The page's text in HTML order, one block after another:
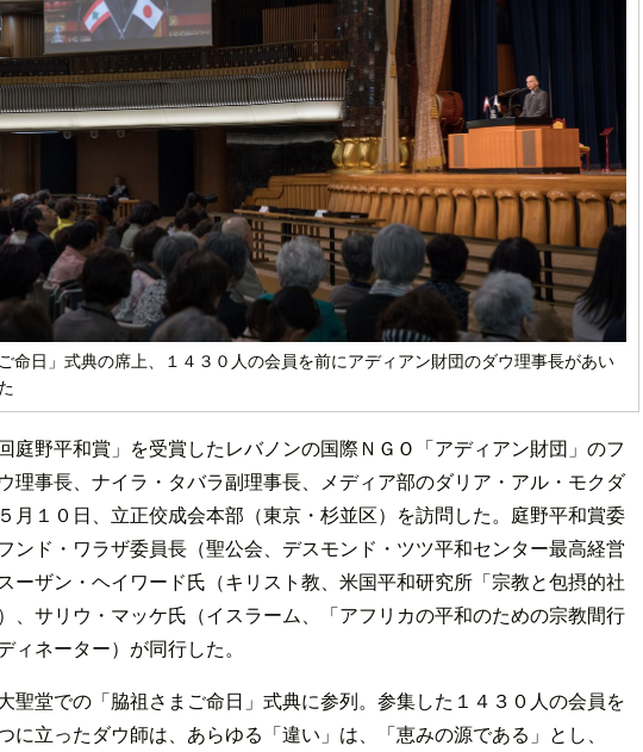
ご命日」式典の席上、１４３０人の会員を前にアディアン財団のダウ理事長があい
庭野平和賞」を受賞したレバノンの国際ＮＧＯ「アディアン財団」のフ
理事長、ナイラ・タバラ副理事長、メディア部のダリア・アル・モクダ
月１０日、立正佼成会本部（東京・杉並区）を訪問した。庭野平和賞委
ンド・ワラザ委員長（聖公会、デスモンド・ツツ平和センター最高経営
ーザン・ヘイワード氏（キリスト教、米国平和研究所「宗教と包摂的社
、サリウ・マッケ氏（イスラーム、「アフリカの平和のための宗教間行
ィネーター）が同行した。
聖堂での「脇祖さまご命日」式典に参列。参集した１４３０人の会員を
に立ったダウ師は、あらゆる「違い」は、「恵みの源である」とし、